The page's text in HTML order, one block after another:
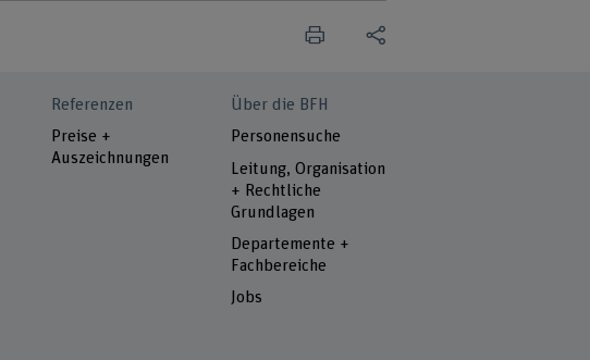
Referenzen
Preise +
Auszeichnungen
Über die BFH
Personensuche
Leitung, Organisation
+ Rechtliche
Grundlagen
Departemente +
Fachbereiche
Jobs